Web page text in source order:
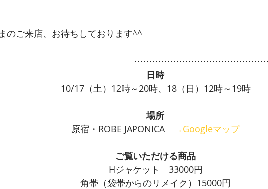
のご来店、お待ちしております^^
日時
10/17（土）12時～20時、18（日）12時～19時
場所
原宿・ROBE JAPONICA →Googleマップ
ご覧いただける商品
Hジャケット　33000円
角帯（袋帯からのリメイク）15000円